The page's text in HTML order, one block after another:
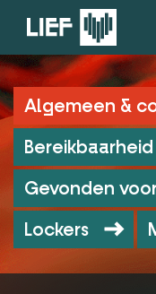
Algemeen &
Bereikbaarheid
Gevonden
Lockers